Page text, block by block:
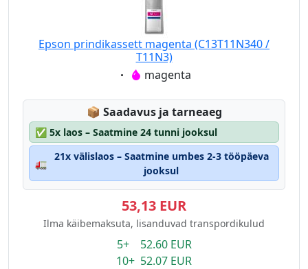
Epson prindikassett magenta (C13T11N340 /
T11N3)
Eigenschaft:
magenta
📦 Lagerstatus:
Saadavus ja tarneaeg
✅ 5x laos – Saatmine 24 tunni jooksul
🚛
21x välislaos – Saatmine umbes 2-3 tööpäeva
jooksul
53,13 EUR
Ilma käibemaksuta, lisanduvad transpordikulud
5+ 52.60 EUR
10+ 52.07 EUR